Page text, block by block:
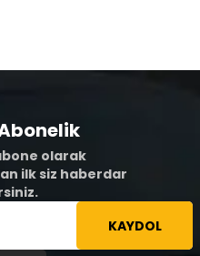
olarak
ilk siz haberdar
KAYDOL